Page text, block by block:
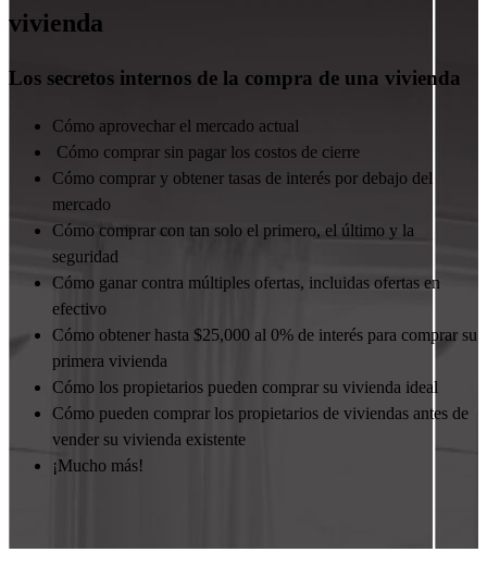
vivienda
Los secretos internos de la compra de una vivienda
Cómo aprovechar el mercado actual
Cómo comprar sin pagar los costos de cierre
Cómo comprar y obtener tasas de interés por debajo del
mercado
Cómo comprar con tan solo el primero, el último y la
seguridad
Cómo ganar contra múltiples ofertas, incluidas ofertas en
efectivo
Cómo obtener hasta $25,000 al 0% de interés para comprar su
primera vivienda
Cómo los propietarios pueden comprar su vivienda ideal
Cómo pueden comprar los propietarios de viviendas antes de
vender su vivienda existente
¡Mucho más!